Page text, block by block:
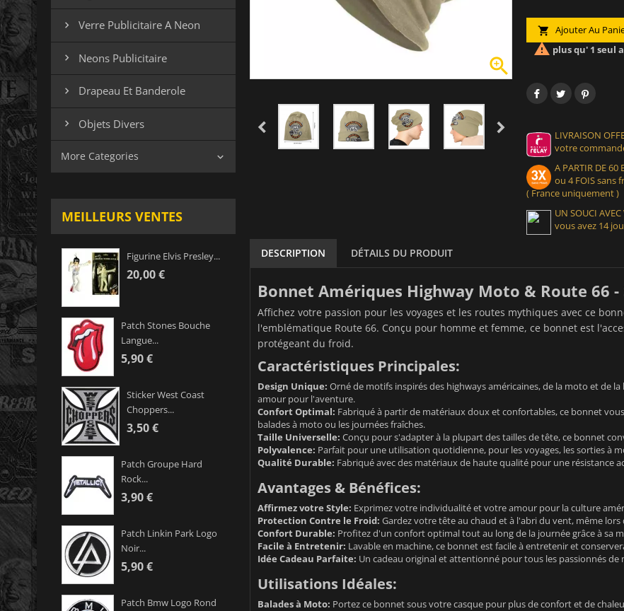
 Verre Publicitaire A Neon
 Neons Publicitaire
 Drapeau Et Banderole
 Objets Divers
More Categories 
MEILLEURS VENTES
Figurine Elvis Presley...
20,00 €
Patch Stones Bouche
Langue...
5,90 €
Sticker West Coast
Choppers...
3,50 €
Patch Groupe Hard
Rock...
3,90 €
Patch Linkin Park Logo
Noir...
5,90 €
Patch Bmw Logo Rond

 Ajouter Au
 plus qu' 1 seul
LIVRAISON
votre
A PARTIR DE 60
ou 4 FOIS sans
( France uniquement )
UN SOUCI
vous avez 14
DESCRIPTION DÉTAILS DU PRODUIT
Bonnet Amériques Highway Moto & Route 66
Affichez votre passion pour les voyages et les routes mythiques avec ce
l'emblématique Route 66. Conçu pour homme et femme, ce bonnet est
protégeant du froid.
Caractéristiques Principales:
Design Unique: Orné de motifs inspirés des highways américaines, de la moto et de
amour pour l'aventure.
Confort Optimal: Fabriqué à partir de matériaux doux et confortables, ce bonnet
balades à moto ou les journées fraîches.
Taille Universelle: Conçu pour s'adapter à la plupart des tailles de tête, ce bonnet
Polyvalence: Parfait pour une utilisation quotidienne, pour les voyages, les sorties à
Qualité Durable: Fabriqué avec des matériaux de haute qualité pour une résistance
Avantages & Bénéfices:
Affirmez votre Style: Exprimez votre individualité et votre amour pour la culture
Protection Contre le Froid: Gardez votre tête au chaud et à l'abri du vent, même
Confort Durable: Profitez d'un confort optimal tout au long de la journée grâce à sa
Facile à Entretenir: Lavable en machine, ce bonnet est facile à entretenir et
Idée Cadeau Parfaite: Un cadeau original et attentionné pour tous les passionnés de
Utilisations Idéales:
Balades à Moto: Portez ce bonnet sous votre casque pour plus de confort et de